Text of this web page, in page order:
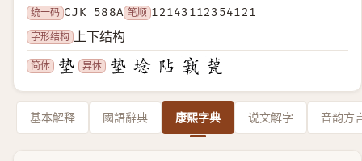
统一码 CJK 588A 笔顺 12143112354121
字形结构
上下结构
简体 异体
基本解释 國語辭典 康熙字典 说文解字 音韵方